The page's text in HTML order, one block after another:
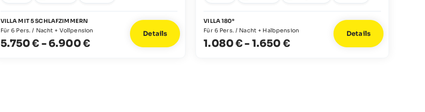
VILLA MIT 5 SCHLAFZIMMERN
Für 6 Pers. / Nacht + Vollpension
5.750 € - 6.900 €
Details
VILLA 180°
Für 6 Pers. / Nacht + Halbpension
1.080 €- 1.650 €
Details